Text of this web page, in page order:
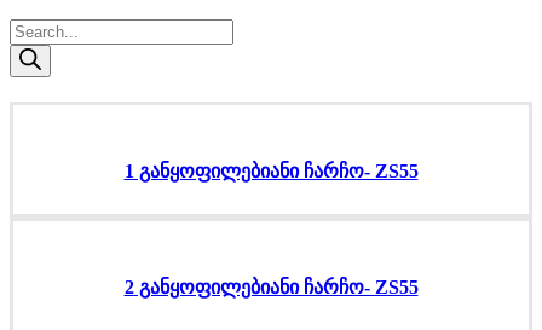
Products
search
1 განყოფილებიანი ჩარჩო- ZS55
2 განყოფილებიანი ჩარჩო- ZS55